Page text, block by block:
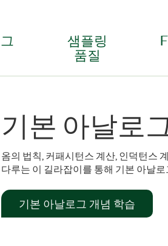
샘플링
품질
기본 아날로
옴의 법칙, 커패시턴스 계산, 인덕턴스
다루는 이 길라잡이를 통해 기본 아날
기본 아날로그 개념 학습